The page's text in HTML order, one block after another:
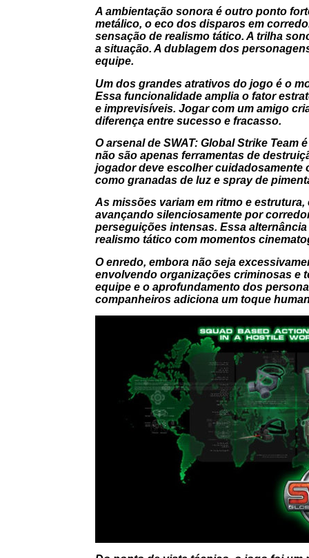
A ambientação sonora é outro ponto
metálico, o eco dos disparos em
sensação de realismo tático. A trilha
a situação. A dublagem dos
equipe.
Um dos grandes atrativos do jogo é o
Essa funcionalidade amplia o fator
e imprevisíveis. Jogar com um amigo
diferença entre sucesso e fracasso.
O arsenal de SWAT: Global Strike Teamé
não são apenas ferramentas de
jogador deve escolher cuidadosamente
como granadas de luz e spray de
As missões variam em ritmo e
avançando silenciosamente por
perseguições intensas. Essa
realismo tático com momentos
O enredo, embora não seja
envolvendo organizações criminosas e
equipe e o aprofundamento dos
companheiros adiciona um toque